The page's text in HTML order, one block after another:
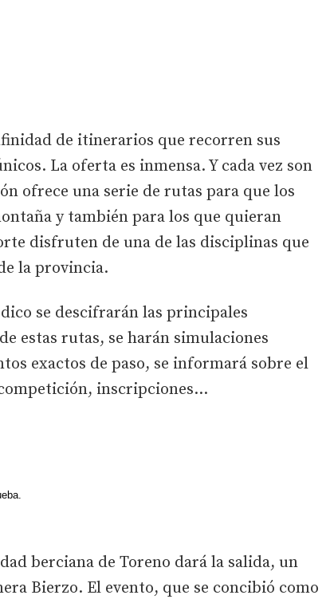
de itinerarios que recorren sus
La oferta es inmensa. Y cada vez son
ofrece una serie de rutas para que los
y también para los que quieran
disfruten de una de las disciplinas que
la provincia.
se descifrarán las principales
estas rutas, se harán simulaciones
exactos de paso, se informará sobre el
inscripciones...
berciana de Toreno dará la salida, un
Bierzo. El evento, que se concibió como